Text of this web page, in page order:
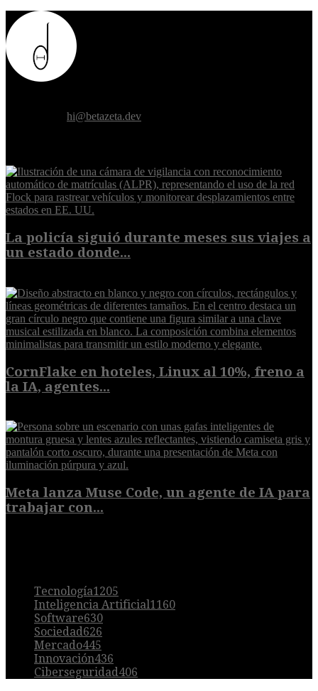
hi@betazeta.dev
La policía siguió durante meses sus viajes a
un estado donde...
CornFlake en hoteles, Linux al 10%, freno a
la IA, agentes...
Meta lanza Muse Code, un agente de IA para
trabajar con...
Tecnología1205
Inteligencia Artificial1160
Software630
Sociedad626
Mercado445
Innovación436
Ciberseguridad406